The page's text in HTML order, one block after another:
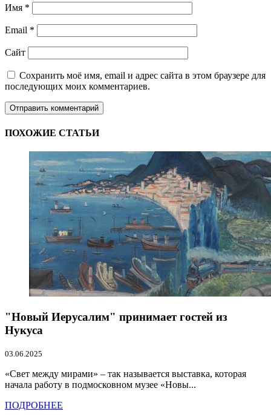
Имя *
Email *
Сайт
Сохранить моё имя, email и адрес сайта в этом браузере для
последующих моих комментариев.
ПОХОЖИЕ СТАТЬИ
"Новый Иерусалим" принимает гостей из
Нукуса
03.06.2025
«Свет между мирами» – так называется выставка, которая
начала работу в подмосковном музее «Новы...
ПОДРОБНЕЕ